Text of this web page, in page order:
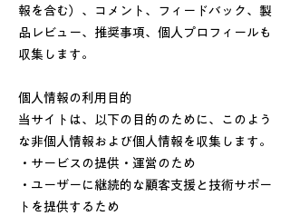
報を含む）、コメント、フィードバック、製
品レビュー、推奨事項、個人プロフィールも
収集します。
個人情報の利用目的
当サイトは、以下の目的のために、このよう
な非個人情報および個人情報を収集します。
・サービスの提供・運営のため
・ユーザーに継続的な顧客支援と技術サポー
トを提供するため